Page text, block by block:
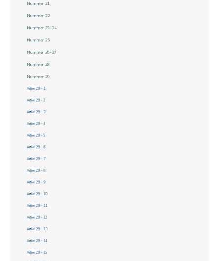
Nummer 21
Nummer 22
Nummer 23-24
Nummer 25
Nummer 26-27
Nummer 28
Nummer 29
Artikel 29 - 1
Artikel 29 - 2
Artikel 29 - 3
Artikel 29 - 4
Artikel 29 - 5
Artikel 29 - 6
Artikel 29 - 7
Artikel 29 - 8
Artikel 29 - 9
Artikel 29 - 10
Artikel 29 - 11
Artikel 29 - 12
Artikel 29 - 13
Artikel 29 - 14
Artikel 29 - 15